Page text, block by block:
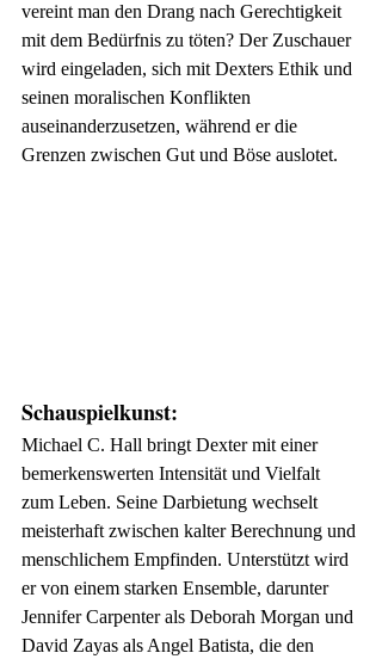
vereint man den Drang nach Gerechtigkeit
mit dem Bedürfnis zu töten? Der Zuschauer
wird eingeladen, sich mit Dexters Ethik und
seinen moralischen Konflikten
auseinanderzusetzen, während er die
Grenzen zwischen Gut und Böse auslotet.
Schauspielkunst:
Michael C. Hall bringt Dexter mit einer
bemerkenswerten Intensität und Vielfalt
zum Leben. Seine Darbietung wechselt
meisterhaft zwischen kalter Berechnung und
menschlichem Empfinden. Unterstützt wird
er von einem starken Ensemble, darunter
Jennifer Carpenter als Deborah Morgan und
David Zayas als Angel Batista, die den